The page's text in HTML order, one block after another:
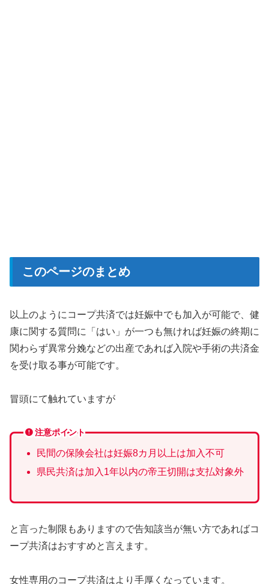
このページのまとめ
以上のようにコープ共済では妊娠中でも加入が可能で、健
康に関する質問に「はい」が一つも無ければ妊娠の終期に
関わらず異常分娩などの出産であれば入院や手術の共済金
を受け取る事が可能です。
冒頭にて触れていますが
注意ポイント
民間の保険会社は妊娠8カ月以上は加入不可
県民共済は加入1年以内の帝王切開は支払対象外
と言った制限もありますので告知該当が無い方であればコ
ープ共済はおすすめと言えます。
女性専用のコープ共済はより手厚くなっています。